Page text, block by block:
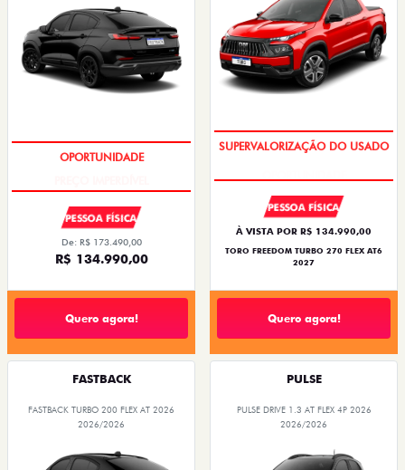
PREÇO IMPERDÍVEL
PESSOA FÍSICA
De: R$ 173.490,00
R$ 134.990,00
Quero agora!
OPORTUNIDADE
PESSOA FÍSICA
À VISTA POR R$ 134.990,00
TORO FREEDOM TURBO 270 FLEX AT6
2027
Quero agora!
FASTBACK
FASTBACK TURBO 200 FLEX AT 2026
2026/2026
PULSE
PULSE DRIVE 1.3 AT FLEX 4P 2026
2026/2026